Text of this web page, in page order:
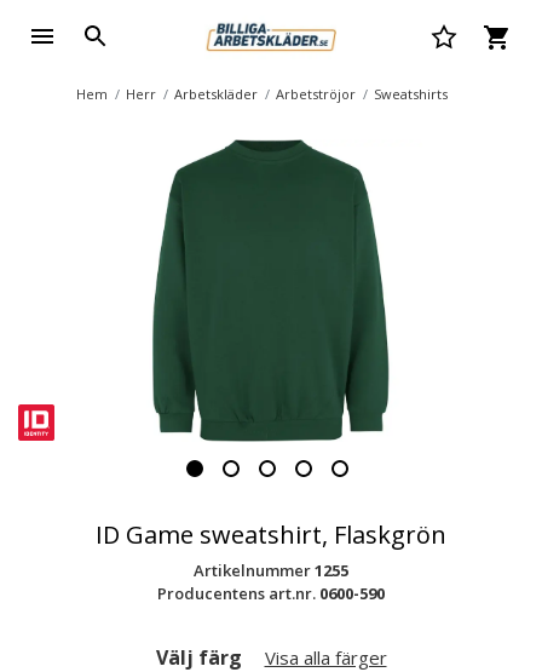
Hem Herr Arbetskläder Arbetströjor Sweatshirts
ID Game sweatshirt, Flaskgrön
Artikelnummer1255
Producentens art.nr. 0600-590
Välj färg Visa alla färger